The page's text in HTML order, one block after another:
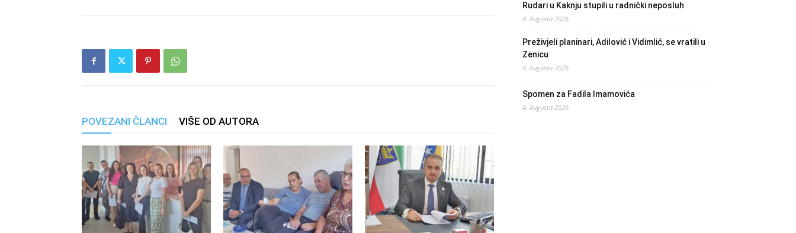
POVEZANI ČLANCI VIŠE OD AUTORA
Rudari u Kaknju stupili u radnički neposluh
4. Augusta 2026.
Preživjeli planinari, Adilović i Vidimlić, se vratili u
Zenicu
4. Augusta 2026.
Spomen za Fadila Imamovića
4. Augusta 2026.